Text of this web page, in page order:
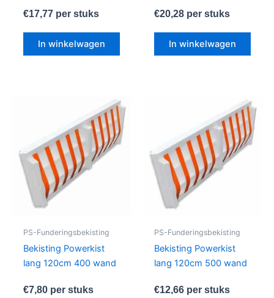
€17,77per stuks
In winkelwagen
€20,28per stuks
In winkelwagen
PS-Funderingsbekisting
Bekisting Powerkist
lang 120cm 400 wand
€7,80per stuks
PS-Funderingsbekisting
Bekisting Powerkist
lang 120cm 500 wand
€12,66per stuks